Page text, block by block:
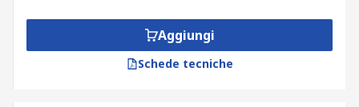
Aggiungi
Schede tecniche